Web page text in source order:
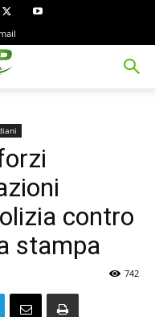
contro
stampa
742